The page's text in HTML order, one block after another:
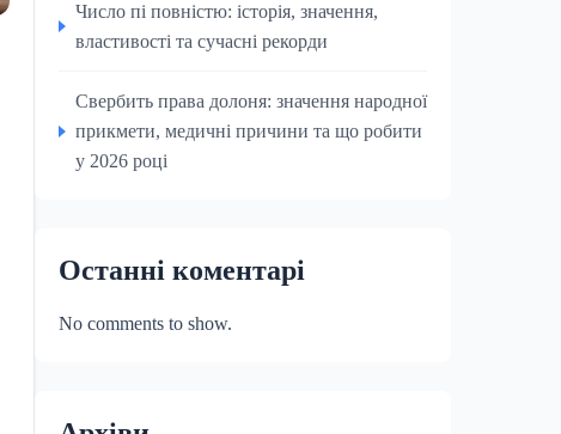
Число пі повністю: історія, значення,
властивості та сучасні рекорди
Свербить права долоня: значення народної
прикмети, медичні причини та що робити
у 2026 році
Останні коментарі
No comments to show.